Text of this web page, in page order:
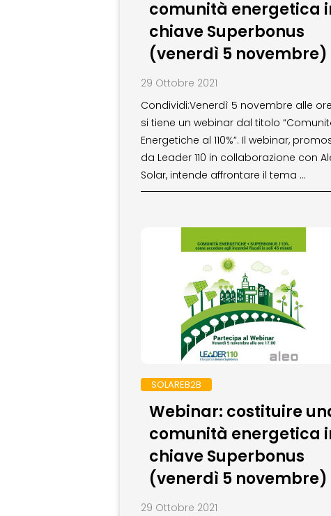
comunità energetica
chiave Superbonus
(venerdì 5 novembre)
29 Ottobre 2021
Condividi:Venerdì 5 novembre alle ore
si tiene un webinar dal titolo
Energetiche al 110%”. Il webinar,
da Leader 110 in collaborazione con
Solar, intende affrontare il tema …
SOLAREB2B
Webinar: costituire
comunità energetica
chiave Superbonus
(venerdì 5 novembre)
29 Ottobre 2021